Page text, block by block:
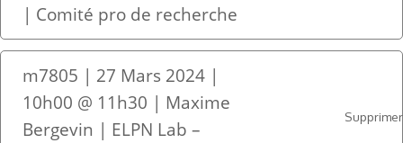
| Comité pro de recherche
m7805 | 27 Mars 2024 |
10h00 @ 11h30 | Maxime
Bergevin | ELPN Lab –
Supprimer